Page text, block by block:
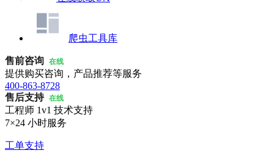
爬虫工具库
售前咨询 在线
提供购买咨询，产品推荐等服务
400-863-8728
售后支持 在线
工程师 1v1 技术支持
7×24 小时服务
工单支持